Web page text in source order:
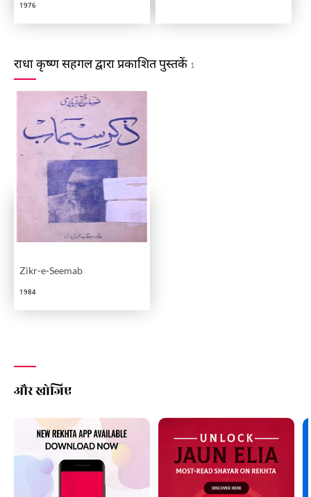
1976
राधा कृष्ण सहगल द्वारा प्रकाशित पुस्तकें 1
Zikr-e-Seemab
1984
और खोजिए